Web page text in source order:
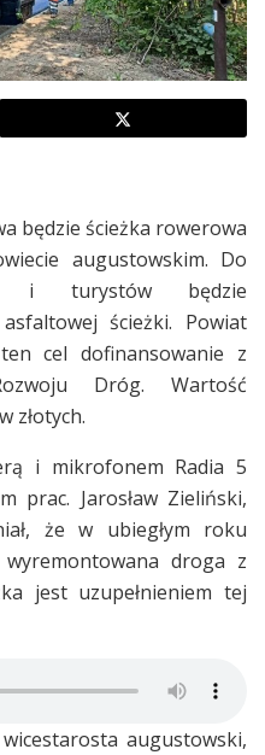
będzie ścieżka rowerowa
augustowskim. Do
i turystów będzie
ścieżki. Powiat
cel dofinansowanie z
Dróg. Wartość
złotych.
i mikrofonem Radia 5
prac. Jarosław Zieliński,
że w ubiegłym roku
droga z
jest uzupełnieniem tej
wicestarosta augustowski,